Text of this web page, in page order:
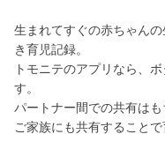
生まれてすぐの赤ちゃん
き育児記録。
トモニテのアプリなら、
す。
パートナー間での共有は
ご家族にも共有すること